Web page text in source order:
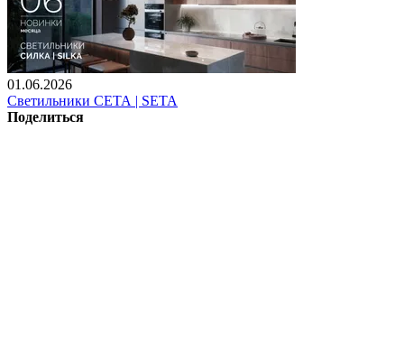
01.06.2026
Светильники СЕТА | SETA
Поделиться